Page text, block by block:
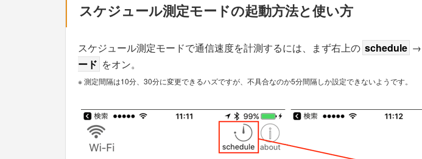
スケジュール測定モードの起動方法と使い方
スケジュール測定モードで通信速度を計測するには、まず右上の schedule →
ード をオン。
※ 測定間隔は10分、30分に変更できるハズですが、不具合なのか5分間隔しか設定できないようです。